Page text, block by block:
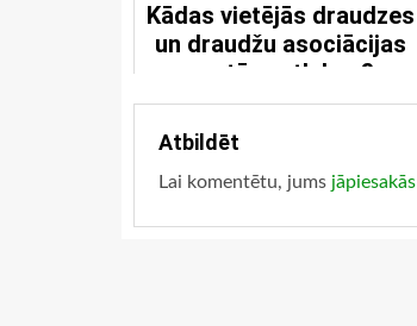
Kādas vietējās draudzes
un draudžu asociācijas
pastāv patlaban?
Atbildēt
Lai komentētu, jums jāpiesakās